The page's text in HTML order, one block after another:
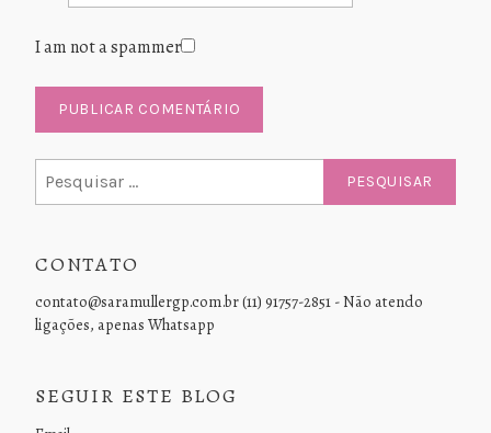
I am not a spammer
por:
CONTATO
contato@saramullergp.com.br (11) 91757-2851 - Não atendo
ligações, apenas Whatsapp
SEGUIR ESTE BLOG